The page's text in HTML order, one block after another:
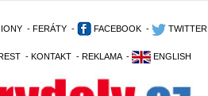
- FERÁTY - FACEBOOK - TWITTER
- KONTAKT - REKLAMA - ENGLISH